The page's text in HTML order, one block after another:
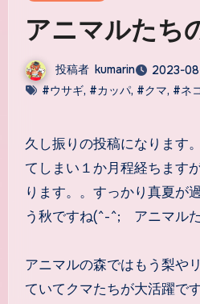
アニマルたち
投稿者 kumarin
2023-
#ウサギ, #カッパ, #クマ, #ネ
久し振りの投稿になります。実は腱鞘炎を発症し
てしまい１か月程経ちます
ります。。すっかり真夏が
う秋ですね(^-^; アニマルた
アニマルの森ではもう梨や
ていてクマたちが大活躍で